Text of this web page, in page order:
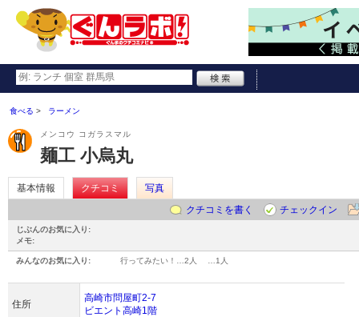
食べる ラーメン
メンコウ コガラスマル
麺工 小烏丸
基本情報 クチコミ
写真
クチコミを書く
チェックイン
じぶんのお気に入り:
メモ:
みんなのお気に入り: 行ってみたい！… 2人 1人
住所
高崎市問屋町2-7
ビエント高崎1階